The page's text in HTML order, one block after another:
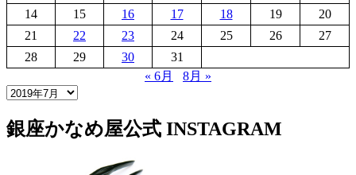
14
15 16 17 18 19
20
21
22 23 24 25 26
27
28
29 30
31
« 6月
8月 »
銀座かなめ屋公式 INSTAGRAM